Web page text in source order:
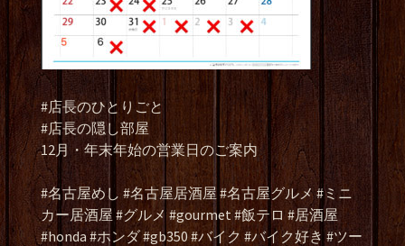
#店長のひとりごと
#店長の隠し部屋
12月・年末年始の営業日のご案内
#名古屋めし #名古屋居酒屋 #名古屋グルメ #ミニ
カー居酒屋 #グルメ #gourmet #飯テロ #居酒屋
#honda #ホンダ #gb350 #バイク #バイク好き #ツー